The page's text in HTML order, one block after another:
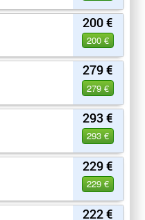
200 €
200 €
279 €
279 €
293 €
293 €
229 €
229 €
222 €